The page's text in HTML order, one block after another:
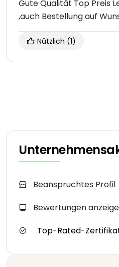
Gute Qualität Top Preis
,auch Bestellung auf
Nützlich (1)
Beanspruchtes Profil
Bewertungen
Top-Rated-